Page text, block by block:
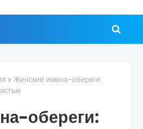
Женские имена-обереги:
обереги: